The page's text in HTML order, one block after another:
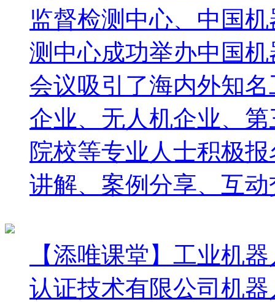
监督检测中心、中国
测中心成功举办中国
会议吸引了海内外知
企业、无人机企业、
院校等专业人士积极
讲解、案例分享、互
【添唯课堂】工业机
认证技术有限公司机